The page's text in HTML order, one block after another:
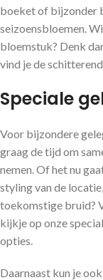
boeket of bijzonder
seizoensbloemen.
bloemstuk? Denk
vind je de
Speciale
Voor bijzondere
graag de tijd om
nemen. Of het nu
styling van de
toekomstige bruid?
kijkje op onze
opties.
Daarnaast kun je